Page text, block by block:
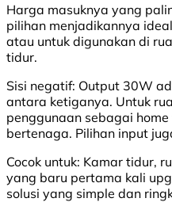
Harga masuknya yang
pilihan menjadikannya
atau untuk digunakan di
tidur.
Sisi negatif: Output 30W
antara ketiganya. Untuk
penggunaan sebagai
bertenaga. Pilihan input
Cocok untuk: Kamar tidur,
yang baru pertama kali
solusi yang simple dan